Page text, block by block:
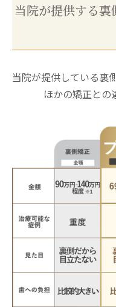
当院が提供する裏
当院が提供している裏
ほかの矯正との